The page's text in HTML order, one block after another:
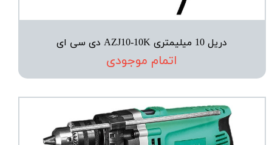
دریل 10 میلیمتری AZJ10-10K دی سی ای
اتمام موجودی